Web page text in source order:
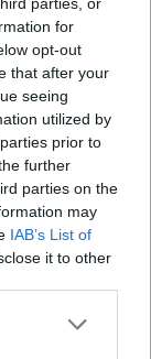
for
opt-out
that after your
seeing
utilized by
prior to
further
parties on the
may
IAB’s List of
it to other
more Google
hogy
egy évadot
től újabb két
Akkor
színházba
1998-ban
társulat
memóriával